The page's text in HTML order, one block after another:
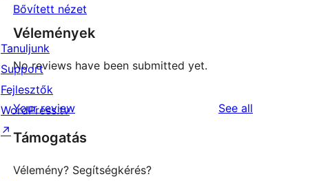
Bővített nézet
Vélemények
No reviews have been submitted yet.
Your review See all
Támogatás
Vélemény? Segítségkérés?
Tanuljunk
Support
Fejlesztők
WordPress.tv
↗